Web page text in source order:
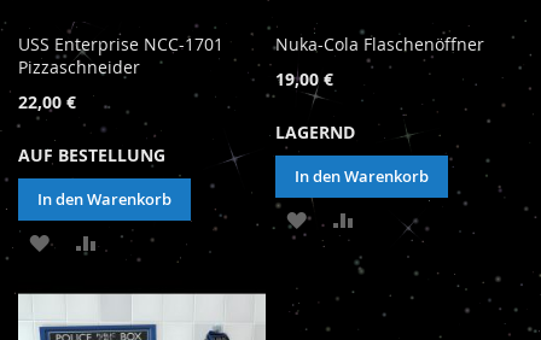
USS Enterprise NCC-1701
Pizzaschneider
22,00 €
AUF BESTELLUNG
In den Warenkorb
ZUR
HINZUFÜGEN
ZUR
HINZUFÜGEN
Nuka-Cola Flaschenöffner
19,00 €
LAGERND
In den Warenkorb
ZUR
WUNSCHLISTE
HINZUFÜGEN
VERGLEICHSLISTE
HINZUFÜGEN